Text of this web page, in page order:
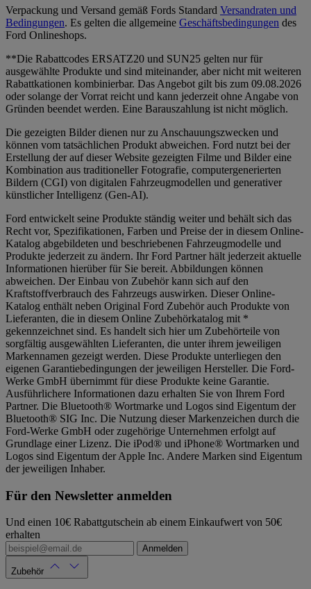
Verpackung und Versand gemäß Fords Standard Versandraten und
Bedingungen. Es gelten die allgemeine Geschäftsbedingungen des
Ford Onlineshops.
**Die Rabattcodes ERSATZ20 und SUN25 gelten nur für
ausgewählte Produkte und sind miteinander, aber nicht mit weiteren
Rabattkationen kombinierbar. Das Angebot gilt bis zum 09.08.2026
oder solange der Vorrat reicht und kann jederzeit ohne Angabe von
Gründen beendet werden. Eine Barauszahlung ist nicht möglich.
Die gezeigten Bilder dienen nur zu Anschauungszwecken und
können vom tatsächlichen Produkt abweichen. Ford nutzt bei der
Erstellung der auf dieser Website gezeigten Filme und Bilder eine
Kombination aus traditioneller Fotografie, computergenerierten
Bildern (CGI) von digitalen Fahrzeugmodellen und generativer
künstlicher Intelligenz (Gen-AI).
Ford entwickelt seine Produkte ständig weiter und behält sich das
Recht vor, Spezifikationen, Farben und Preise der in diesem Online-
Katalog abgebildeten und beschriebenen Fahrzeugmodelle und
Produkte jederzeit zu ändern. Ihr Ford Partner hält jederzeit aktuelle
Informationen hierüber für Sie bereit. Abbildungen können
abweichen. Der Einbau von Zubehör kann sich auf den
Kraftstoffverbrauch des Fahrzeugs auswirken. Dieser Online-
Katalog enthält neben Original Ford Zubehör auch Produkte von
Lieferanten, die in diesem Online Zubehörkatalog mit *
gekennzeichnet sind. Es handelt sich hier um Zubehörteile von
sorgfältig ausgewählten Lieferanten, die unter ihrem jeweiligen
Markennamen gezeigt werden. Diese Produkte unterliegen den
eigenen Garantiebedingungen der jeweiligen Hersteller. Die Ford-
Werke GmbH übernimmt für diese Produkte keine Garantie.
Ausführlichere Informationen dazu erhalten Sie von Ihrem Ford
Partner. Die Bluetooth® Wortmarke und Logos sind Eigentum der
Bluetooth® SIG Inc. Die Nutzung dieser Markenzeichen durch die
Ford-Werke GmbH oder zugehörige Unternehmen erfolgt auf
Grundlage einer Lizenz. Die iPod® und iPhone® Wortmarken und
Logos sind Eigentum der Apple Inc. Andere Marken sind Eigentum
der jeweiligen Inhaber.
Für den Newsletter anmelden
Und einen 10€ Rabattgutschein ab einem Einkaufwert von 50€
erhalten
Anmelden
Zubehör